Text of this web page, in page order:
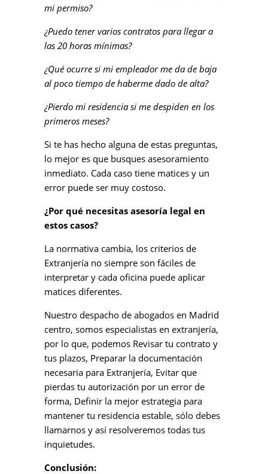
mi permiso?
¿Puedo tener varios contratos para llegar a
las 20 horas mínimas?
¿Qué ocurre si mi empleador me da de baja
al poco tiempo de haberme dado de alta?
¿Pierdo mi residencia si me despiden en los
primeros meses?
Si te has hecho alguna de estas preguntas,
lo mejor es que busques asesoramiento
inmediato. Cada caso tiene matices y un
error puede ser muy costoso.
¿Por qué necesitas asesoría legal en
estos casos?
La normativa cambia, los criterios de
Extranjería no siempre son fáciles de
interpretar y cada oficina puede aplicar
matices diferentes.
Nuestro despacho de abogados en Madrid
centro, somos especialistas en extranjería,
por lo que, podemos Revisar tu contrato y
tus plazos, Preparar la documentación
necesaria para Extranjería, Evitar que
pierdas tu autorización por un error de
forma, Definir la mejor estrategia para
mantener tu residencia estable, sólo debes
llamarnos y así resolveremos todas tus
inquietudes.
Conclusión: